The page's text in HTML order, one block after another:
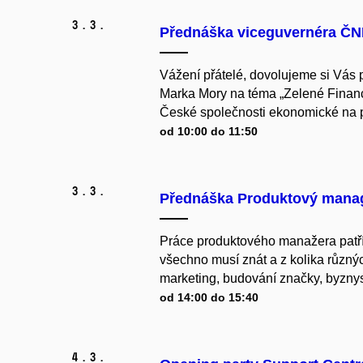
3. 3. Přednáška viceguvernéra
Vážení přátelé, dovolujeme si Vás
Marka Mory na téma „Zelené
České společnosti ekonomické na
od 10:00 do 11:50
3. 3. Přednáška Produktový
Práce produktového manažera
všechno musí znát a z kolika
marketing, budování značky,
od 14:00 do 15:40
4. 3.